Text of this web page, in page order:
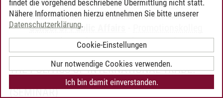
Staatswissenschaften / doctoral courses
School of Public Affairs
VWL-Discussing Research Perspectives
THE POLITICS OF INTERNATIONAL TRADE:
INTERESTS, INSTITUTIONS, AND POWER (PHD)
(SEMINAR)
findet die vorgehend beschriebene Übermittlung nicht statt.
Nähere Informationen hierzu entnehmen Sie bitte unserer
Datenschutzerklärung.
Cookie-Einstellungen
Nur notwendige Cookies verwenden.
Ich bin damit einverstanden.